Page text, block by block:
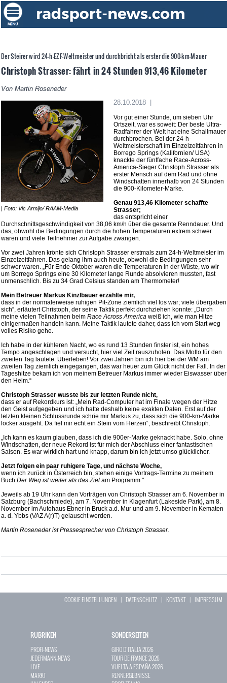
Der Steirer wird 24-h-EZF-Weltmeister und durchbricht als erster die 900-km-Mauer
Christoph Strasser: fährt in 24 Stunden 913,46 Kilometer
Von Martin Roseneder
| Foto: Vic Armijo/ RAAM-Media
28.10.2018 |
Vor gut einer Stunde, um sieben Uhr
Ortszeit, war es soweit: Der beste Ultra-
Radfahrer der Welt hat eine Schallmauer
durchbrochen. Bei der 24-h-
Weltmeisterschaft im Einzelzeitfahren in
Borrego Springs (Kalifornien/ USA)
knackte der fünffache Race-Across-
America-Sieger Christoph Strasser als
erster Mensch auf dem Rad und ohne
Windschatten innerhalb von 24 Stunden
die 900-Kilometer-Marke.
Genau 913,46 Kilometer schaffte
Strasser;
das entspricht einer
Durchschnittsgeschwindigkeit von 38,06 km/h über die gesamte Renndauer. Und
das, obwohl die Bedingungen durch die hohen Temperaturen extrem schwer
waren und viele Teilnehmer zur Aufgabe zwangen.
Vor zwei Jahren krönte sich Christoph Strasser erstmals zum 24-h-Weltmeister im
Einzelzeitfahren. Das gelang ihm auch heute, obwohl die Bedingungen sehr
schwer waren. „Für Ende Oktober waren die Temperaturen in der Wüste, wo wir
um Borrego Springs eine 30 Kilometer lange Runde absolvieren mussten, fast
unmenschlich. Bis zu 34 Grad Celsius standen am Thermometer!
Mein Betreuer Markus Kinzlbauer erzählte mir,
dass in der normalerweise ruhigen Pit-Zone ziemlich viel los war; viele übergaben
sich“, erläutert Christoph, der seine Taktik perfekt durchziehen konnte: „Durch
meine vielen Teilnahmen beim Race Across America weiß ich, wie man Hitze
einigermaßen handeln kann. Meine Taktik lautete daher, dass ich vom Start weg
volles Risiko gehe.
Ich habe in der kühleren Nacht, wo es rund 13 Stunden finster ist, ein hohes
Tempo angeschlagen und versucht, hier viel Zeit rauszuholen. Das Motto für den
zweiten Tag lautete: Überleben! Vor zwei Jahren bin ich hier bei der WM am
zweiten Tag ziemlich eingegangen, das war heuer zum Glück nicht der Fall. In der
Tageshitze bekam ich von meinem Betreuer Markus immer wieder Eiswasser über
den Helm.“
Christoph Strasser wusste bis zur letzten Runde nicht,
dass er auf Rekordkurs ist: „Mein Rad-Computer hat im Finale wegen der Hitze
den Geist aufgegeben und ich hatte deshalb keine exakten Daten. Erst auf der
letzten kleinen Schlussrunde schrie mir Markus zu, dass sich die 900-km-Marke
locker ausgeht. Da fiel mir echt ein Stein vom Herzen“, beschreibt Christoph.
„Ich kann es kaum glauben, dass ich die 900er-Marke geknackt habe. Solo, ohne
Windschatten, der neue Rekord ist für mich der Abschluss einer fantastischen
Saison. Es war wirklich hart und knapp, darum bin ich jetzt umso glücklicher.
Jetzt folgen ein paar ruhigere Tage, und nächste Woche,
wenn ich zurück in Österreich bin, stehen einige Vortrags-Termine zu meinem
Buch Der Weg ist weiter als das Ziel am Programm."
Jeweils ab 19 Uhr kann den Vorträgen von Christoph Strasser am 6. November in
Salzburg (Bachschmiede), am 7. November in Klagenfurt (Lakeside Park), am 8.
November im Autohaus Ebner in Bruck a.d. Mur und am 9. November in Kematen
a. d. Ybbs (VAZ A(r)T) gelauscht werden.
Martin Roseneder ist Pressesprecher von Christoph Strasser.
COOKIE EINSTELLUNGEN | DATENSCHUTZ | KONTAKT| IMPRESSUM
RUBRIKEN
PROFI-NEWS
JEDERMANN-NEWS
LIVE
MARKT
SONDERSEITEN
GIRO D`ITALIA 2026
TOUR DE FRANCE 2026
VUELTA A ESPAÑA 2026
RENNERGEBNISSE